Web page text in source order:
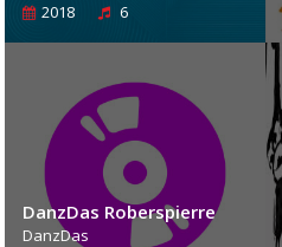
2018
6
DanzDas Roberspierre
DanzDas